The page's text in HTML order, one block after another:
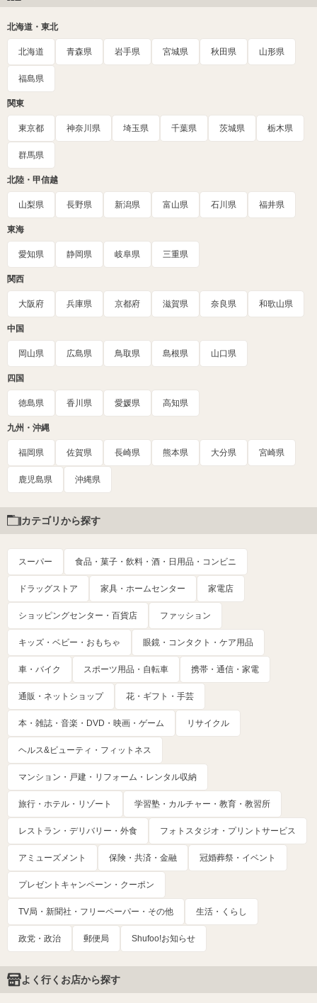
北海道・東北
北海道 青森県 岩手県 宮城県 秋田県 山形県
福島県
関東
東京都 神奈川県 埼玉県 千葉県 茨城県 栃木県
群馬県
北陸・甲信越
山梨県 長野県 新潟県 富山県 石川県 福井県
東海
愛知県 静岡県 岐阜県 三重県
関西
大阪府 兵庫県 京都府 滋賀県 奈良県 和歌山県
中国
岡山県 広島県 鳥取県 島根県 山口県
四国
徳島県 香川県 愛媛県 高知県
九州・沖縄
福岡県 佐賀県 長崎県 熊本県 大分県 宮崎県
鹿児島県 沖縄県
カテゴリから探す
スーパー 食品・菓子・飲料・酒・日用品・コンビニ
ドラッグストア 家具・ホームセンター 家電店
ショッピングセンター・百貨店 ファッション
キッズ・ベビー・おもちゃ 眼鏡・コンタクト・ケア用品
車・バイク スポーツ用品・自転車 携帯・通信・家電
通販・ネットショップ 花・ギフト・手芸
本・雑誌・音楽・DVD・映画・ゲーム リサイクル
ヘルス&ビューティ・フィットネス
マンション・戸建・リフォーム・レンタル収納
旅行・ホテル・リゾート 学習塾・カルチャー・教育・教習所
レストラン・デリバリー・外食 フォトスタジオ・プリントサービス
アミューズメント 保険・共済・金融 冠婚葬祭・イベント
プレゼントキャンペーン・クーポン
TV局・新聞社・フリーペーパー・その他 生活・くらし
政党・政治 郵便局 Shufoo!お知らせ
よく行くお店から探す